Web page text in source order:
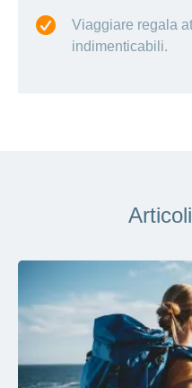
Viaggiare regala
indimenticabili.